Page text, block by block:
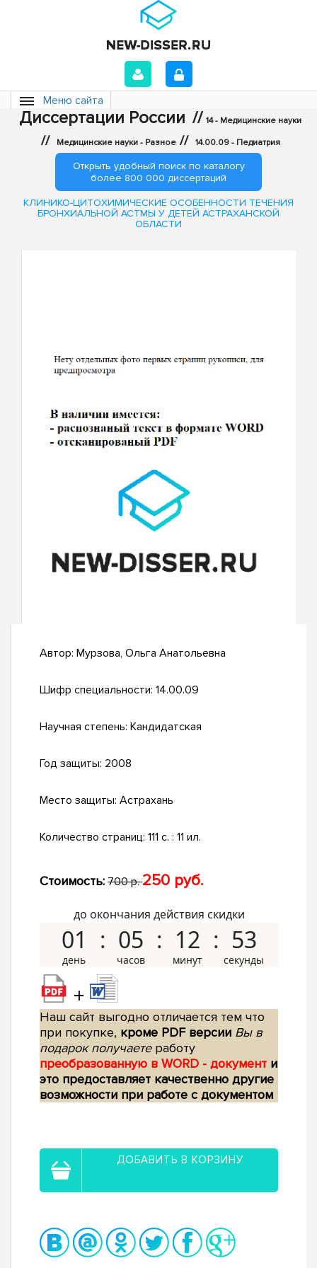
Меню сайта
Диссертации России // 14 - Медицинские науки
// Медицинские науки - Разное // 14.00.09 - Педиатрия
Открыть удобный поиск по каталогу
более 800 000 диссертаций
КЛИНИКО-ЦИТОХИМИЧЕСКИЕ ОСОБЕННОСТИ ТЕЧЕНИЯ
БРОНХИАЛЬНОЙ АСТМЫ У ДЕТЕЙ АСТРАХАНСКОЙ
ОБЛАСТИ
Автор: Мурзова, Ольга Анатольевна
Шифр специальности: 14.00.09
Научная степень: Кандидатская
Год защиты: 2008
Место защиты: Астрахань
Количество страниц: 111 с. : 11 ил.
Стоимость: 700 р.250 руб.
до окончания действия скидки
01 05 12 52
+
Наш сайт выгодно отличается тем что
при покупке, кроме PDF версии Вы в
подарок получаетеработу
преобразованную в WORD - документ и
это предоставляет качественно другие
возможности при работе с документом
ДОБАВИТЬ В КОРЗИНУ